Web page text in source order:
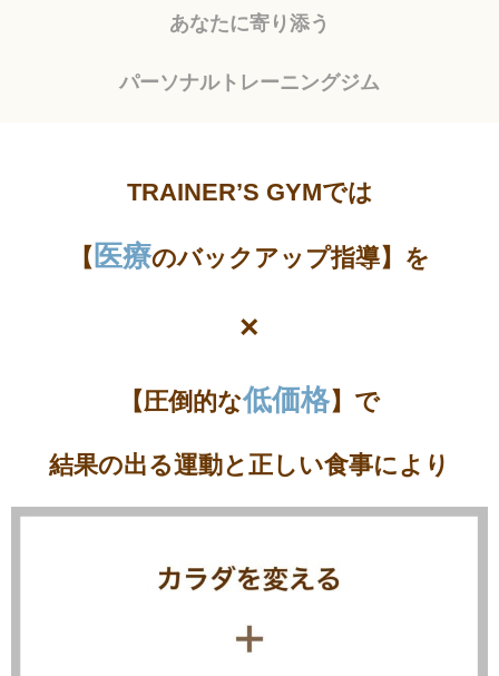
あなたに寄り添う
パーソナルトレーニングジム
TRAINER’S GYMでは
【 医療のバックアップ指導】を
×
【圧倒的な低価格】で
結果の出る運動と正しい食事により